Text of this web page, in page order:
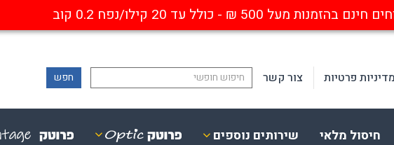
בהזמנות מעל 500 ₪ - כולל עד 20 קילו/נפח 0.2 קוב
מדיניות פרטיות צור קשר חפש
חיסול מלאי שירותים נוספים